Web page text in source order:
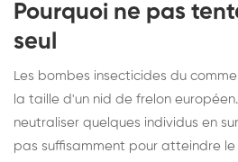
Pourquoi ne pas
seul
Les bombes insecticides du
la taille d'un nid de frelon
neutraliser quelques individus en
pas suffisamment pour atteindre